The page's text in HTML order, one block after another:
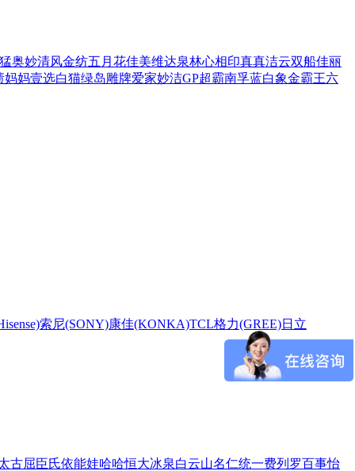
奥妙清风金纺五月花佳美维达泉林心相印真真洁云双船佳丽
妈妈壹选白猫绿岛雕牌爱家妙洁GP超霸南孚蓝白象金霸王六
索尼(SONY)康佳(KONKA)TCL格力(GREE)日立
古屈臣氏依能娃哈哈恒大冰泉白云山名仁统一费列罗百事怡